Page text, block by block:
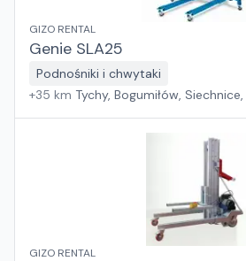
GIZO RENTAL
Genie SLA25
Podnośniki i chwytaki
+35 km Tychy, Bogumiłów,
GIZO RENTAL